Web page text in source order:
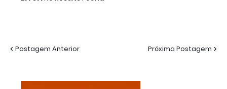
Postagem Anterior Próxima Postagem